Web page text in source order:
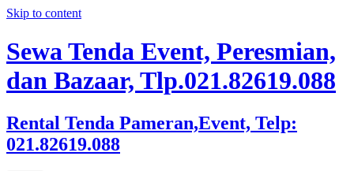
Skip to content
Sewa Tenda Event, Peresmian,
dan Bazaar, Tlp.021.82619.088
Rental Tenda Pameran,Event, Telp:
021.82619.088